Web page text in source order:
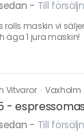
- Till
rolls maskin vi
äga 1 jura maskin!
Vitvaror · Vaxholm
-
- Till